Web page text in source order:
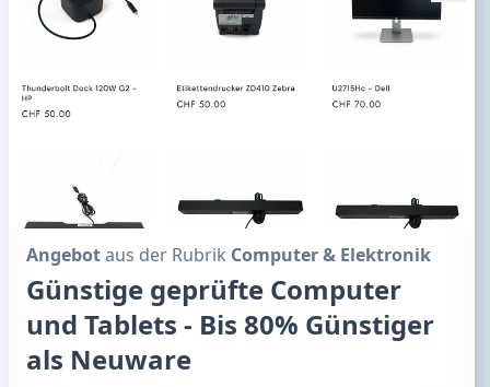
Angebotaus der Rubrik Computer & Elektronik
Günstige geprüfte Computer
und Tablets - Bis 80% Günstiger
als Neuware